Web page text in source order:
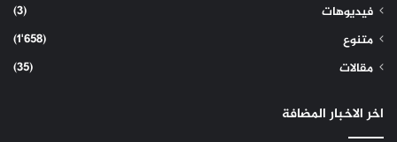
فيديوهات
(3)
متنوع
(1٬658)
مقالات
(35)
اخر الاخبار المضافة